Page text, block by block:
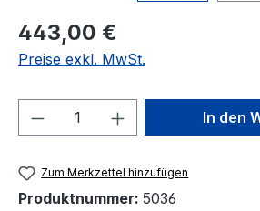
Regulärer Preis:
443,00 €
Preise exkl. MwSt.
Produkt Anzahl: GibIn den
Zum Merkzettel hinzufügen
Produktnummer: 5036